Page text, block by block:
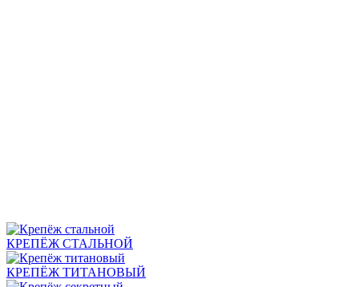
КРЕПЁЖ СТАЛЬНОЙ
КРЕПЁЖ ТИТАНОВЫЙ